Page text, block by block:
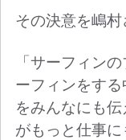
その決意を嶋村
「サーフィン
ーフィンをす
をみんなにも
がもっと仕事に